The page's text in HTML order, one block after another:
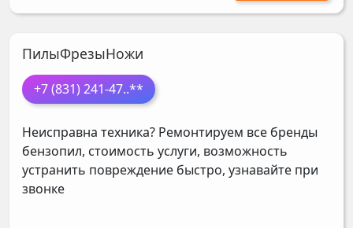
ПилыФрезыНожи
+7 (831) 241-47..**
Неисправна техника? Ремонтируем все бренды
бензопил, стоимость услуги, возможность
устранить повреждение быстро, узнавайте при
звонке